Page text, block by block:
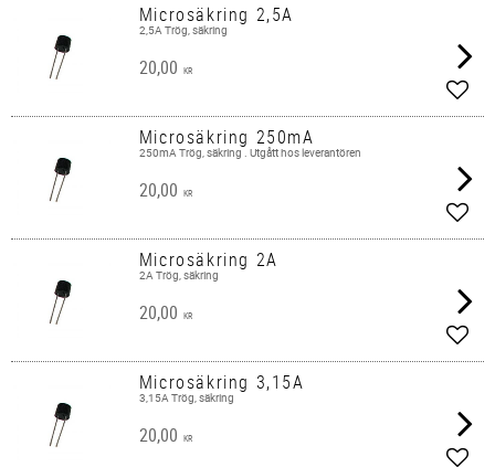
Microsäkring 2,5A
2,5A Trög, säkring
20,00 KR
Microsäkring 250mA
250mA Trög, säkring . Utgått hos leverantören
20,00 KR
Microsäkring 2A
2A Trög, säkring
20,00 KR
Microsäkring 3,15A
3,15A Trög, säkring
20,00 KR